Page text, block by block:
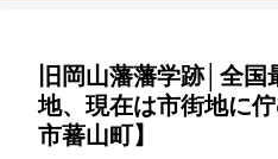
旧岡山藩藩学跡│全
地、現在は市街地に
市蕃山町】